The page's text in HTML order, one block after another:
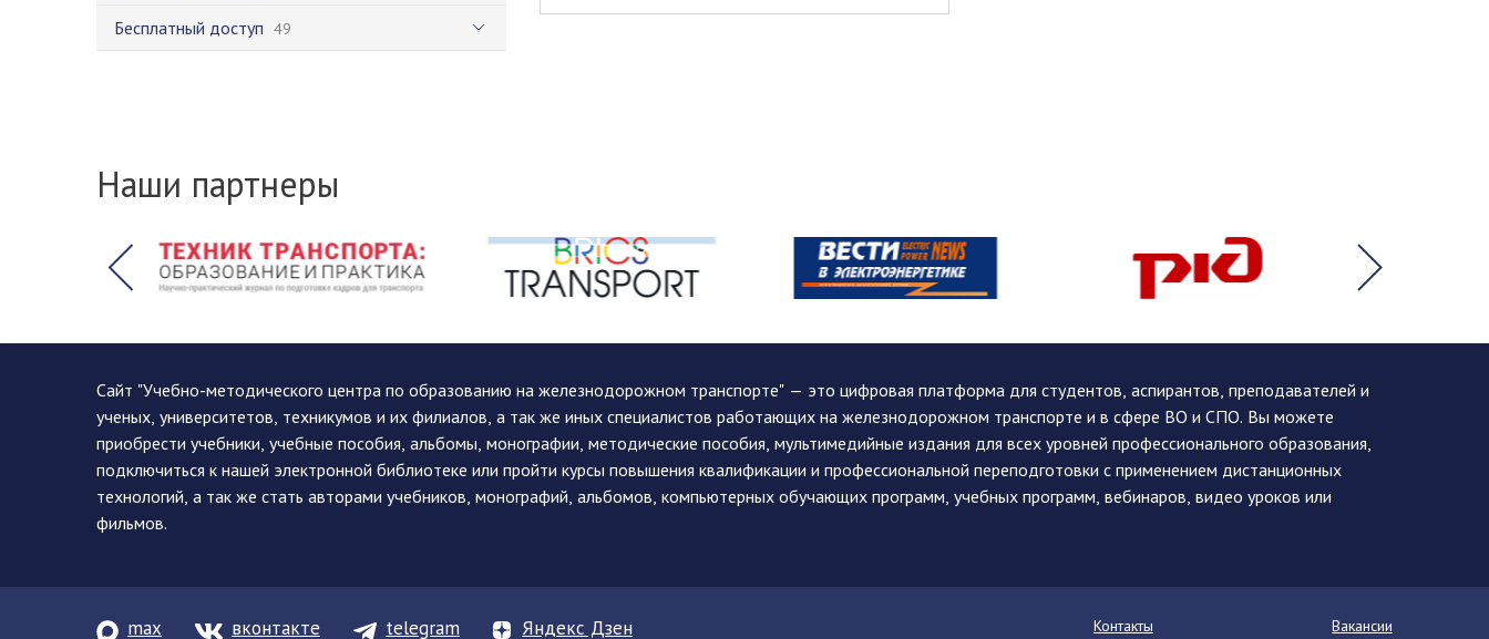
Бесплатный доступ 49
Наши партнеры
Сайт "Учебно-методического центра по образованию на железнодорожном транспорте" — это цифровая платформа для студентов, аспирантов, преподавателей и
ученых, университетов, техникумов и их филиалов, а так же иных специалистов работающих на железнодорожном транспорте и в сфере ВО и СПО. Вы можете
приобрести учебники, учебные пособия, альбомы, монографии, методические пособия, мультимедийные издания для всех уровней профессионального образования,
подключиться к нашей электронной библиотеке или пройти курсы повышения квалификации и профессиональной переподготовки с применением дистанционных
технологий, а так же стать авторами учебников, монографий, альбомов, компьютерных обучающих программ, учебных программ, вебинаров, видео уроков или
фильмов.
max вконтакте telegram Яндекс Дзен Контакты Вакансии